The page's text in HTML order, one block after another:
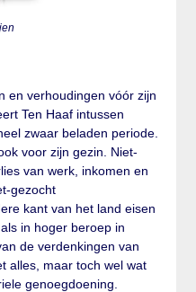
en verhoudingen vóór zijn
Ten Haaf intussen
zwaar beladen periode.
voor zijn gezin. Niet-
van werk, inkomen en
gezocht
kant van het land eisen
in hoger beroep in
de verdenkingen van
alles, maar toch wel wat
genoegdoening.